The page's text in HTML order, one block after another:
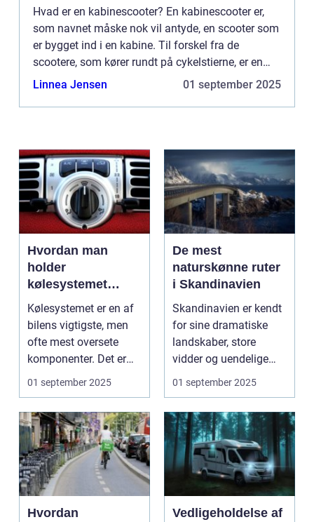
Hvad er en kabinescooter? En kabinescooter er,
som navnet måske nok vil antyde, en scooter som
er bygget ind i en kabine. Til forskel fra de
scootere, som kører rundt på cykelstierne, er en
kabinescooter dog trehjulet. Før i tiden var
Linnea Jensen 01 september 2025
Hvordan man
holder
kølesystemet
effektivt
Kølesystemet er en af
bilens vigtigste, men
ofte mest oversete
komponenter. Det er
ansvarligt...
01 september 2025
De mest
naturskønne ruter
i Skandinavien
Skandinavien er kendt
for sine dramatiske
landskaber, store
vidder og uendelige
naturoplevelser. Fra...
01 september 2025
Hvordan
Vedligeholdelse af